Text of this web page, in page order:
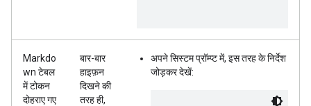
Markdo
wn टेबल
में टोकन
दोहराए गए
बार-बार
हाइफ़न
दिखने की
तरह ही,
अपने सिस्टम प्रॉम्प्ट में, इस तरह के निर्देश
जोड़कर देखें: